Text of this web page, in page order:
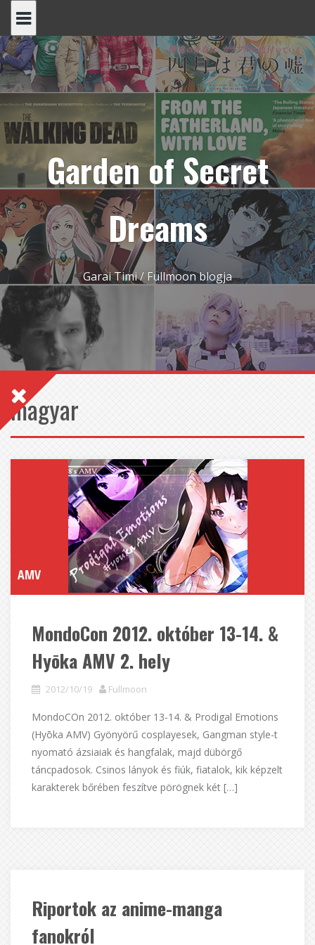
content
Garden of Secret
Dreams
Garai Timi / Fullmoon blogja
magyar
AMV
MondoCon 2012. október 13-14. &
Hyōka AMV 2. hely
2012/10/19 Fullmoon
MondoCOn 2012. október 13-14. & Prodigal Emotions
(Hyōka AMV) Gyönyörű cosplayesek, Gangman style-t
nyomató ázsiaiak és hangfalak, majd dübörgő
táncpadosok. Csinos lányok és fiúk, fiatalok, kik képzelt
karakterek bőrében feszítve pörögnek két […]
Riportok az anime-manga
fanokról